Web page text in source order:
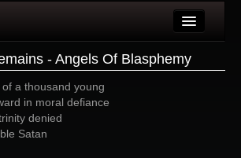
- Angels Of Blasphemy
a thousand young
in moral defiance
denied
Satan